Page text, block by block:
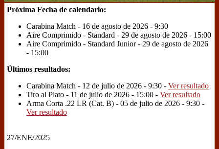
1
Próxima Fecha de calendario:
Carabina Match - 16 de agosto de 2026 - 9:30
Aire Comprimido - Standard - 29 de agosto de 2026 - 15:00
Aire Comprimido - Standard Junior - 29 de agosto de 2026
- 15:00
Últimos resultados:
Carabina Match - 12 de julio de 2026 - 9:30 - Ver resultado
Tiro al Plato - 11 de julio de 2026 - 15:00 - Ver resultado
Arma Corta .22 LR (Cat. B) - 05 de julio de 2026 - 9:30 -
Ver resultado
27/ENE/2025